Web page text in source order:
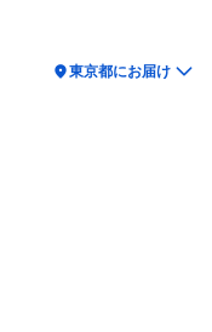
location_on東京都にお届け